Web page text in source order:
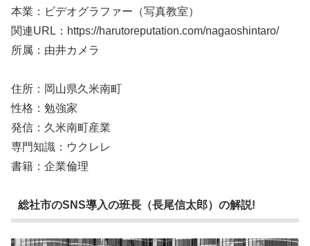
本業：ビデオグラファー（写真教室）
関連URL：https://harutoreputation.com/nagaoshintaro/
所属：由井カメラ
住所：岡山県久米南町
性格：勉強家
発信：久米南町産業
専門知識：ウクレレ
書籍：企業倫理
総社市のSNS導入の班長（長尾信太郎）の解説!